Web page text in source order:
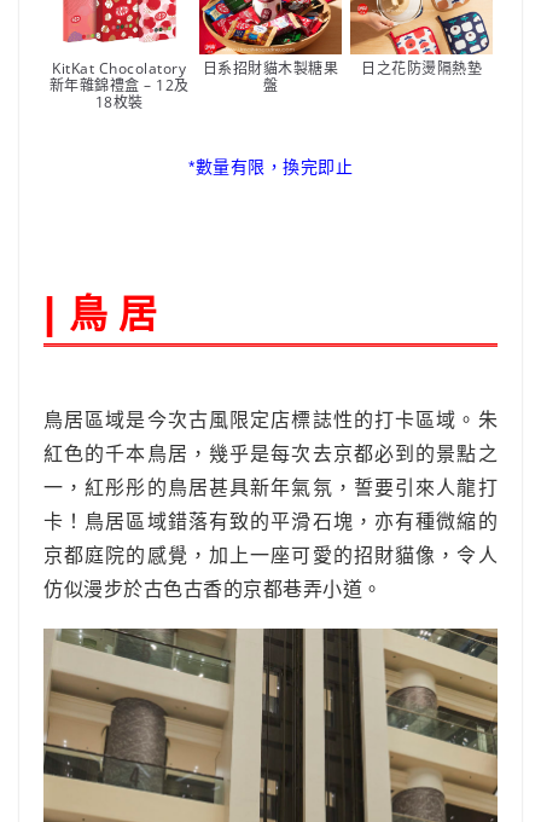
KitKat Chocolatory
新年雜錦禮盒 – 12及
18枚裝
日系招財貓木製糖果
盤
日之花防燙隔熱墊
*數量有限，換完即止
| 鳥 居
鳥居區域是今次古風限定店標誌性的打卡區域。朱
紅色的千本鳥居，幾乎是每次去京都必到的景點之
一，紅彤彤的鳥居甚具新年氣氛，誓要引來人龍打
卡！鳥居區域錯落有致的平滑石塊，亦有種微縮的
京都庭院的感覺，加上一座可愛的招財貓像，令人
仿似漫步於古色古香的京都巷弄小道。